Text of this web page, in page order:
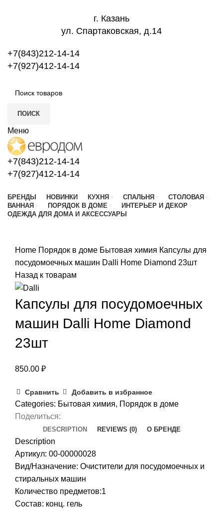
г. Казань
ул. Спартаковская, д.14
+7(843)212-14-14
+7(927)412-14-14
ПОИСК
Меню
+7(843)212-14-14
+7(927)412-14-14
БРЕНДЫ НОВИНКИ КУХНЯ СПАЛЬНЯ
СТОЛОВАЯ
ВАННАЯ
ПОРЯДОК В ДОМЕ
ИНТЕРЬЕР И ДЕКОР
ОДЕЖДА ДЛЯ ДОМА И АКСЕССУАРЫ
Home Порядок в доме Бытовая химия Капсулы для
посудомоечных машин Dalli Home Diamond 23шт
Назад к товарам
Капсулы для посудомоечных
машин Dalli Home Diamond
23шт
850.00 ₽
Сравнить Добавить в избранное
Categories: Бытовая химия, Порядок в доме
Поделиться:
DESCRIPTION REVIEWS (0) О БРЕНДЕ
Description
Артикул: 00-00000028
Вид/Назначение: Очистители для посудомоечных и
стиральных машин
Количество предметов:1
Состав: конц. гель